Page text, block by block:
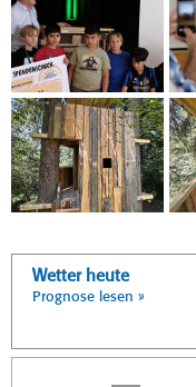
Wetter heute
Prognose lesen »